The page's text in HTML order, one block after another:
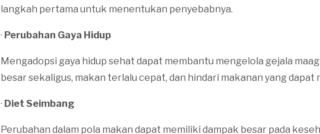
langkah pertama untuk menentukan penyebabnya.
· Perubahan Gaya Hidup
Mengadopsi gaya hidup sehat dapat membantu mengelola gejala
besar sekaligus, makan terlalu cepat, dan hindari makanan yang dapat
· Diet Seimbang
Perubahan dalam pola makan dapat memiliki dampak besar pada